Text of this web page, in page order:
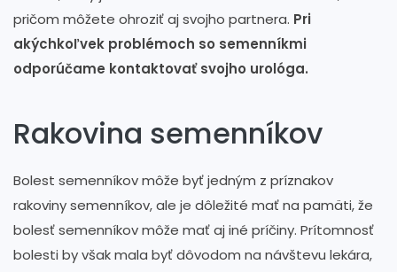
pričom môžete ohroziť aj svojho partnera. Pri
akýchkoľvek problémoch so semenníkmi
odporúčame kontaktovať svojho urológa.
Rakovina semenníkov
Bolest semenníkov môže byť jedným z príznakov
rakoviny semenníkov, ale je dôležité mať na pamäti, že
bolesť semenníkov môže mať aj iné príčiny. Prítomnosť
bolesti by však mala byť dôvodom na návštevu lekára,